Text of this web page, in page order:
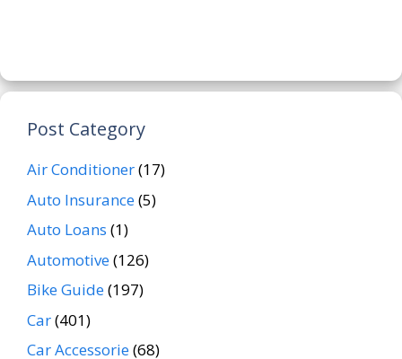
Post Category
Air Conditioner(17)
Auto Insurance(5)
Auto Loans (1)
Automotive(126)
Bike Guide(197)
Car(401)
Car Accessorie(68)